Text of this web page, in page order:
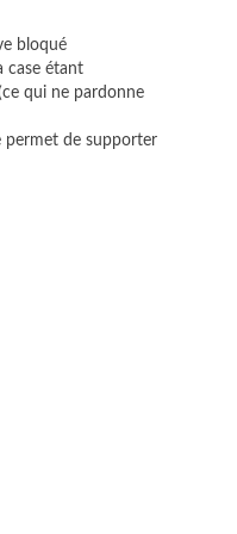
bloqué
case étant
qui ne pardonne
permet de supporter